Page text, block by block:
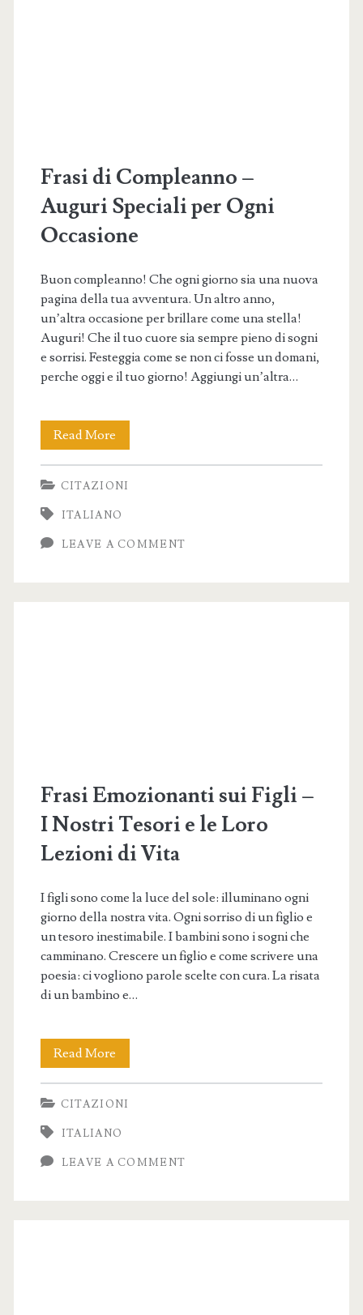
Frasi di Compleanno –
Auguri Speciali per Ogni
Occasione
Buon compleanno! Che ogni giorno sia una nuova
pagina della tua avventura. Un altro anno,
un’altra occasione per brillare come una stella!
Auguri! Che il tuo cuore sia sempre pieno di sogni
e sorrisi. Festeggia come se non ci fosse un domani,
perche oggi e il tuo giorno! Aggiungi un’altra…
Read More
di
Compleanno
–
Auguri
CITAZIONI
ITALIANO
LEAVE A COMMENT
Frasi Emozionanti sui Figli –
I Nostri Tesori e le Loro
Lezioni di Vita
I figli sono come la luce del sole: illuminano ogni
giorno della nostra vita. Ogni sorriso di un figlio e
un tesoro inestimabile. I bambini sono i sogni che
camminano. Crescere un figlio e come scrivere una
poesia: ci vogliono parole scelte con cura. La risata
di un bambino e…
Read More
Emozionanti
sui
Figli
–
CITAZIONI
ITALIANO
LEAVE A COMMENT